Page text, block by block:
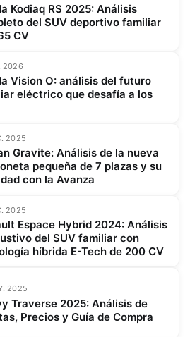
Kodiaq RS 2025: Análisis
del SUV deportivo familiar
CV
2026
Vision O: análisis del futuro
eléctrico que desafía a los
2025
Gravite: Análisis de la nueva
pequeña de 7 plazas y su
con la Avanza
2025
Espace Hybrid 2024: Análisis
del SUV familiar con
híbrida E-Tech de 200 CV
2025
Traverse 2025: Análisis de
Precios y Guía de Compra